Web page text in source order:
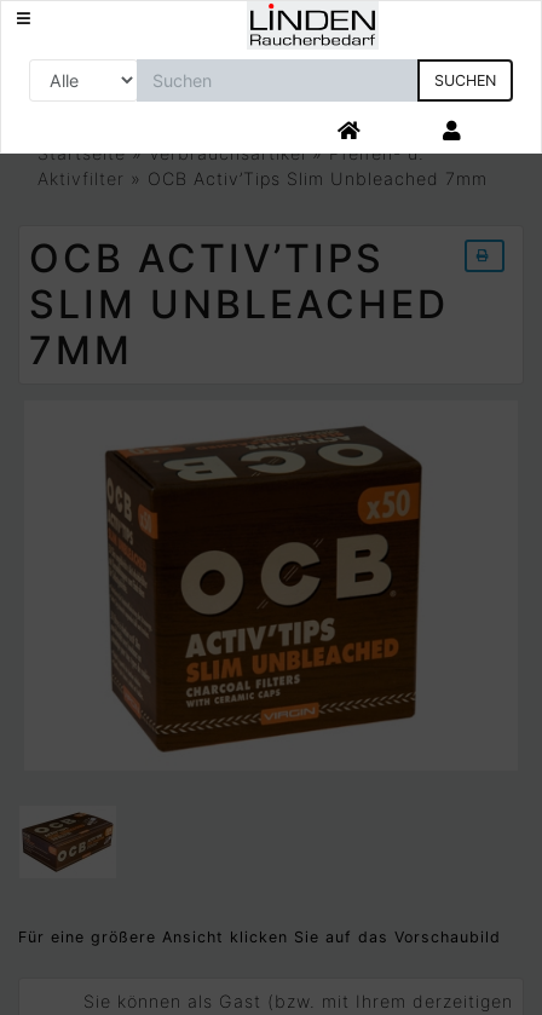
SUCHEN
Startseite»Verbrauchsartikel»Pfeifen- u.
Aktivfilter » OCB Activ’Tips Slim Unbleached 7mm
OCB ACTIV’TIPS
SLIM UNBLEACHED
7MM
Für eine größere Ansicht klicken Sie auf das Vorschaubild
Sie können als Gast (bzw. mit Ihrem derzeitigen